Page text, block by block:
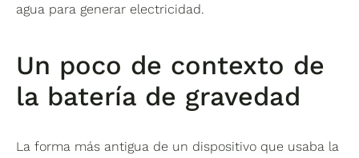
agua para generar electricidad.
Un poco de contexto de
la batería de gravedad
La forma más antigua de un dispositivo que usaba la